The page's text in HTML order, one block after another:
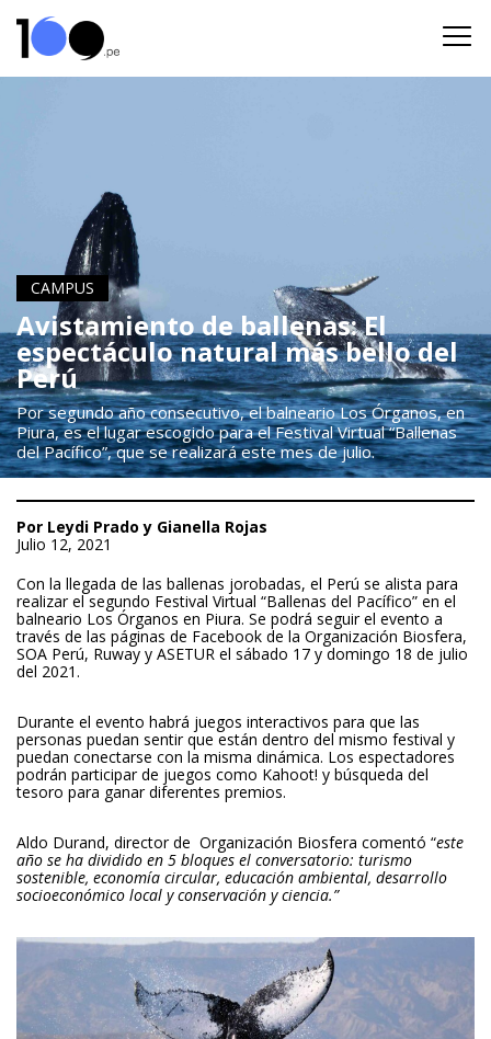
CAMPUS
Avistamiento de ballenas: El
espectáculo natural más bello del
Perú
Por segundo año consecutivo, el balneario Los Órganos, en
Piura, es el lugar escogido para el Festival Virtual “Ballenas
del Pacífico”, que se realizará este mes de julio.
Por Leydi Prado y Gianella Rojas
Julio 12, 2021
Con la llegada de las ballenas jorobadas, el Perú se alista para
realizar el segundo Festival Virtual “Ballenas del Pacífico” en el
balneario Los Órganos en Piura. Se podrá seguir el evento a
través de las páginas de Facebook de la Organización Biosfera,
SOA Perú, Ruway y ASETUR el sábado 17 y domingo 18 de julio
del 2021.
Durante el evento habrá juegos interactivos para que las
personas puedan sentir que están dentro del mismo festival y
puedan conectarse con la misma dinámica. Los espectadores
podrán participar de juegos como Kahoot! y búsqueda del
tesoro para ganar diferentes premios.
Aldo Durand, director de Organización Biosfera comentó “este
año se ha dividido en 5 bloques el conversatorio: turismo
sostenible, economía circular, educación ambiental, desarrollo
socioeconómico local y conservación y ciencia.”